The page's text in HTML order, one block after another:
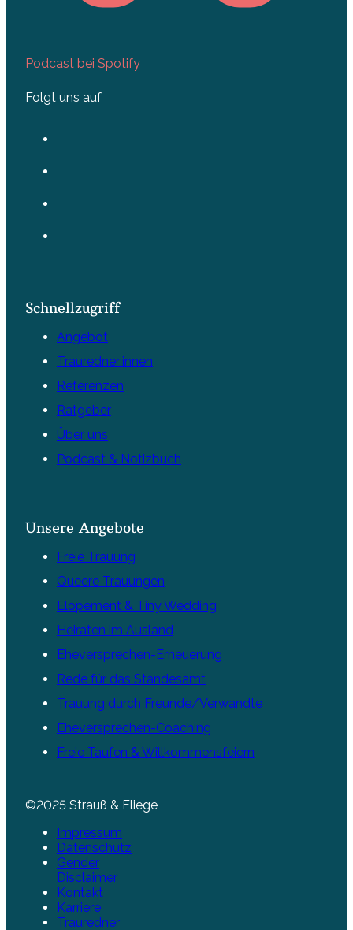
Podcast bei Spotify
Folgt uns auf
Schnellzugriff
Angebot
Trauredner:innen
Referenzen
Ratgeber
Über uns
Podcast & Notizbuch
Unsere Angebote
Freie Trauung
Queere Trauungen
Elopement & Tiny Wedding
Heiraten im Ausland
Eheversprechen-Erneuerung
Rede für das Standesamt
Trauung durch Freunde/Verwandte
Eheversprechen-Coaching
Freie Taufen & Willkommensfeiern
©2025 Strauß & Fliege
Impressum
Datenschutz
Gender
Disclaimer
Kontakt
Karriere
Trauredner